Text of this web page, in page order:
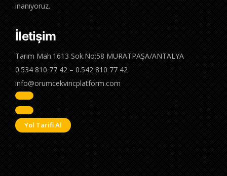
inanıyoruz.
İletişim
Tarım Mah.1613 Sok.No:58 MURATPAŞA/ANTALYA
0.534 810 77 42 – 0.542 810 77 42
info@orumcekvincplatform.com
Yol Tarifi Al